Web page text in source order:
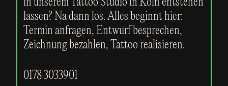
lassen? Na dann los. Alles beginnt hier:
Termin anfragen, Entwurf besprechen,
Zeichnung bezahlen, Tattoo realisieren.
0178 3033901